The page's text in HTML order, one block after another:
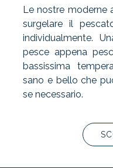
Le nostre moderne
surgelare il
individualmente.
pesce appena
bassissima
sano e bello che
se necessario.